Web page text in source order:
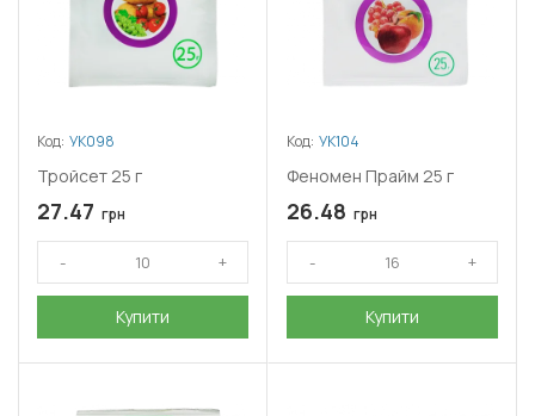
Код: УК098
Тройсет 25 г
27.47 грн
Купити
Код: УК104
Феномен Прайм 25 г
26.48 грн
Купити